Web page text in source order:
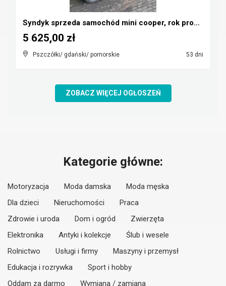
Syndyk sprzeda samochód mini cooper, rok prod. 200...
Pszczółki/ gdański/ pomorskie 53 dni
5 625,00 zł
ZOBACZ WIĘCEJ OGŁOSZEŃ
Kategorie główne:
Motoryzacja Moda damska
Moda męska
Dla dzieci
Nieruchomości
Praca
Zdrowie i uroda
Dom i ogród
Zwierzęta
Elektronika
Antyki i kolekcje
Ślub i wesele
Rolnictwo
Usługi i firmy
Maszyny i przemysł
Edukacja i rozrywka
Sport i hobby
Oddam za darmo
Wymiana / zamiana